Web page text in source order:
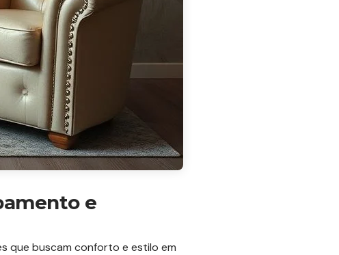
e
que buscam conforto e estilo em